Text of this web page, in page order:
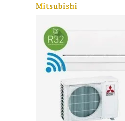
Mitsubishi